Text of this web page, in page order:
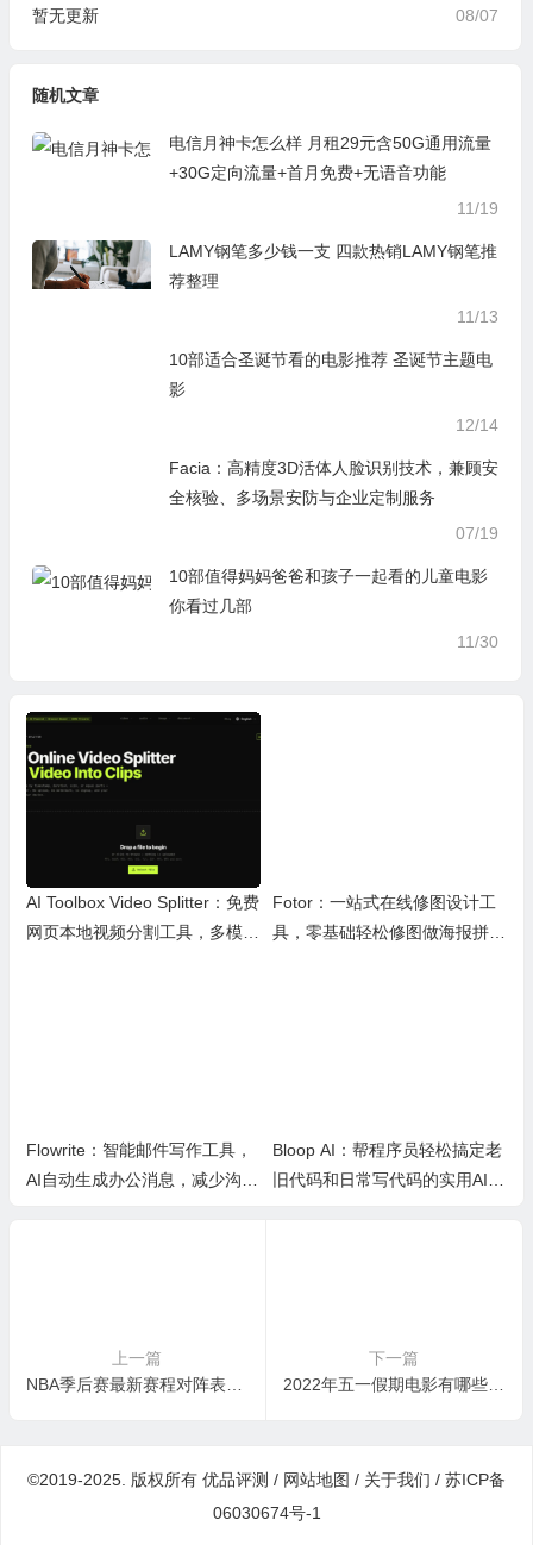
08/07
暂无更新
随机文章
电信月神卡怎么样 月租29元含50G通用流量
+30G定向流量+首月免费+无语音功能
11/19
LAMY钢笔多少钱一支 四款热销LAMY钢笔推
荐整理
11/13
10部适合圣诞节看的电影推荐 圣诞节主题电
影
12/14
Facia：高精度3D活体人脸识别技术，兼顾安
全核验、多场景安防与企业定制服务
07/19
10部值得妈妈爸爸和孩子一起看的儿童电影
你看过几部
11/30
AI Toolbox Video Splitter：免费
网页本地视频分割工具，多模式
Fotor：一站式在线修图设计工
具，零基础轻松修图做海报拼图
Flowrite：智能邮件写作工具，
AI自动生成办公消息，减少沟通
Bloop AI：帮程序员轻松搞定老
旧代码和日常写代码的实用AI小
上一篇
下一篇
2022年五一假期电影有哪些 多部动画片电影上映
©2019-2025. 版权所有 优品评测 / 网站地图 / 关于我们 / 苏ICP备
06030674号-1